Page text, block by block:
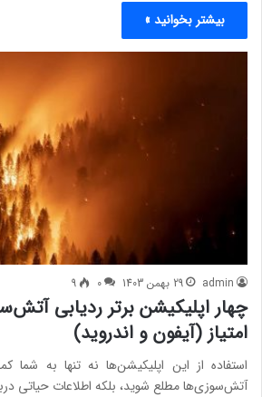
بیشتر بخوانید »
admin 29 بهمن 1403 0
9
چهار اپلیکیشن برتر ردیابی
امتیاز (آیفون و اندروید)
استفاده از این اپلیکیشن‌ها نه تنها به
آتش‌سوزی‌ها مطلع شوید، بلکه اطلاعات حیاتی